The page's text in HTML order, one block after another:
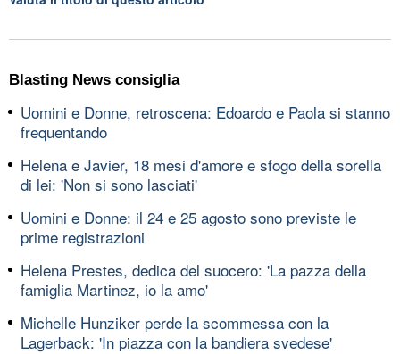
Blasting News consiglia
Uomini e Donne, retroscena: Edoardo e Paola si stanno
frequentando
Helena e Javier, 18 mesi d'amore e sfogo della sorella
di lei: 'Non si sono lasciati'
Uomini e Donne: il 24 e 25 agosto sono previste le
prime registrazioni
Helena Prestes, dedica del suocero: 'La pazza della
famiglia Martinez, io la amo'
Michelle Hunziker perde la scommessa con la
Lagerback: 'In piazza con la bandiera svedese'